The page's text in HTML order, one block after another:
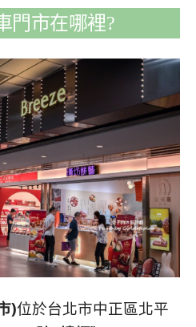
門市在哪裡?
)位於台北市中正區北平